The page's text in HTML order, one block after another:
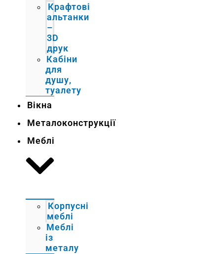
Крафтові
альтанки
–
3D
друк
Кабіни
для
душу,
туалету
Вікна
Металоконструкції
Меблі
Корпусні
меблі
Меблі
із
металу